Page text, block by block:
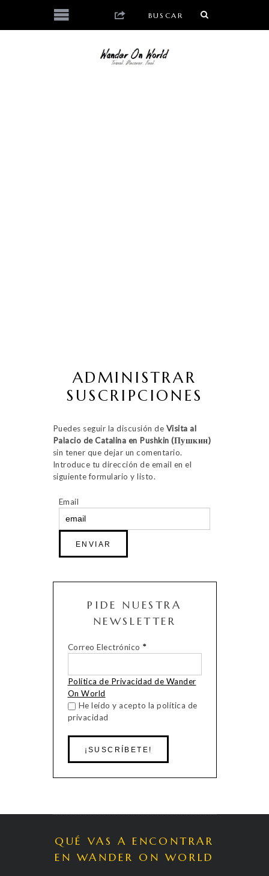
ADMINISTRAR
SUSCRIPCIONES
Puedes seguir la discusión de Visita al
Palacio de Catalina en Pushkin (Пушкин)
sin tener que dejar un comentario.
Introduce tu dirección de email en el
siguiente formulario y listo.
Email
PIDE NUESTRA
NEWSLETTER
Correo Electrónico *
Política de Privacidad de Wander
On World
He leído y acepto la política de
privacidad
QUÉ VAS A ENCONTRAR
EN WANDER ON WORLD